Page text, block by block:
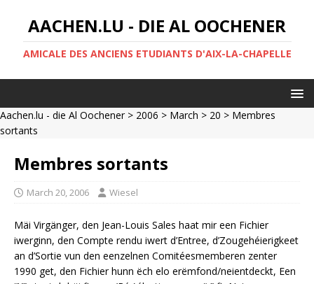
AACHEN.LU - DIE AL OOCHENER
AMICALE DES ANCIENS ETUDIANTS D'AIX-LA-CHAPELLE
Aachen.lu - die Al Oochener> 2006 > March > 20 > Membres
sortants
Membres sortants
March 20, 2006 Wiesel
Mäi Virgänger, den Jean-Louis Sales haat mir een Fichier
iwerginn, den Compte rendu iwert d’Entree, d’Zougehéierigkeet
an d’Sortie vun den eenzelnen Comitéesmemberen zenter
1990 get, den Fichier hunn ëch elo erëmfond/neientdeckt, Een